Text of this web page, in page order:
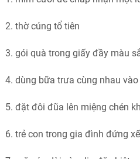
2. thờ cúng tổ tiên
3. gói quà trong giấy đầy màu
4. dùng bữa trưa cùng nhau
5. đặt đôi đũa lên miệng chén
6. trẻ con trong gia đình đứng